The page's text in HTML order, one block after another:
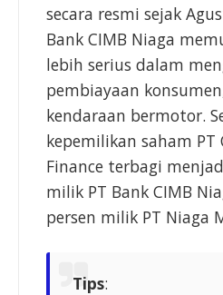
secara resmi sejak
Bank CIMB Niaga
lebih serius dalam
pembiayaan
kendaraan bermotor.
kepemilikan saham PT
Finance terbagi
milik PT Bank CIMB
persen milik PT Niaga
Tips: